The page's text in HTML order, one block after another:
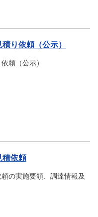
り依頼（公示）
頼（公示）
積依頼
の実施要領、調達情報及